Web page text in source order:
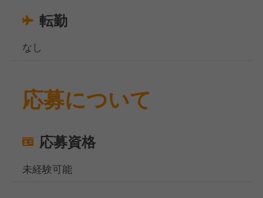
転勤
なし
応募について
応募資格
未経験可能